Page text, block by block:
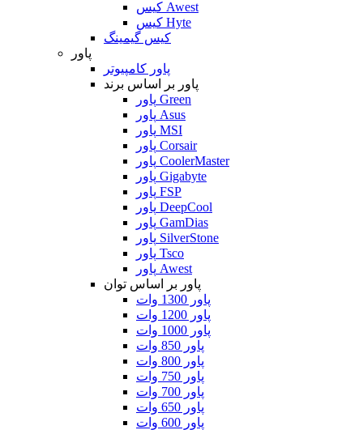
کیس Awest
کیس Hyte
کیس گیمینگ
پاور
پاور کامپیوتر
پاور بر اساس برند
پاور Green
پاور Asus
پاور MSI
پاور Corsair
پاور CoolerMaster
پاور Gigabyte
پاور FSP
پاور DeepCool
پاور GamDias
پاور SilverStone
پاور Tsco
پاور Awest
پاور بر اساس توان
پاور 1300 وات
پاور 1200 وات
پاور 1000 وات
پاور 850 وات
پاور 800 وات
پاور 750 وات
پاور 700 وات
پاور 650 وات
پاور 600 وات